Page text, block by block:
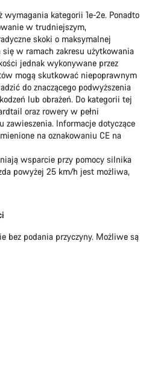
kategorii 1e-2e. Ponadto
w trudniejszym,
skoki o maksymalnej
w ramach zakresu użytkowania
jednak wykonywane przez
mogą skutkować niepoprawnym
do znaczącego podwyższenia
lub obrażeń. Do kategorii tej
oraz rowery w pełni
zawieszenia. Informacje dotyczące
na oznakowaniu CE na
wsparcie przy pomocy silnika
powyżej 25 km/h jest możliwa,
bez podania przyczyny. Możliwe są